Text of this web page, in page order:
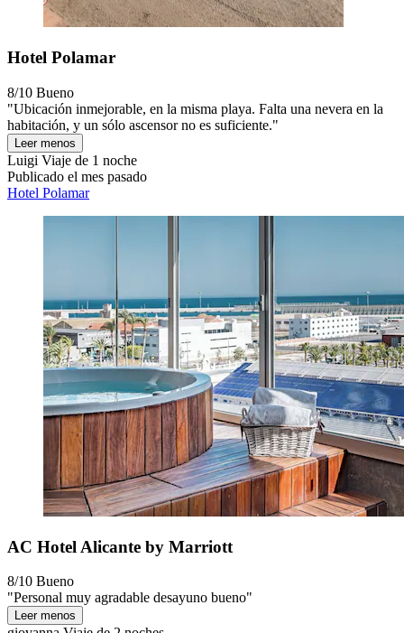
Hotel Polamar
8/10 Bueno
"Ubicación inmejorable, en la misma playa. Falta una nevera en la
habitación, y un sólo ascensor no es suficiente."
Leer menos
Luigi Viaje de 1 noche
Publicado el mes pasado
Hotel Polamar
AC Hotel Alicante by Marriott
8/10 Bueno
"Personal muy agradable desayuno bueno"
Leer menos